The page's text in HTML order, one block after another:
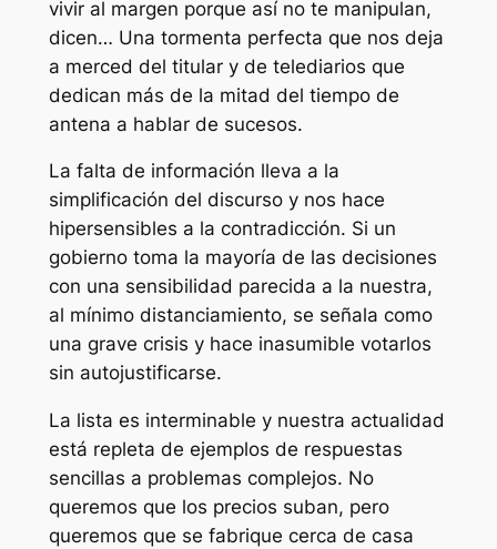
vivir al margen porque así no te manipulan,
dicen… Una tormenta perfecta que nos deja
a merced del titular y de telediarios que
dedican más de la mitad del tiempo de
antena a hablar de sucesos.
La falta de información lleva a la
simplificación del discurso y nos hace
hipersensibles a la contradicción. Si un
gobierno toma la mayoría de las decisiones
con una sensibilidad parecida a la nuestra,
al mínimo distanciamiento, se señala como
una grave crisis y hace inasumible votarlos
sin autojustificarse.
La lista es interminable y nuestra actualidad
está repleta de ejemplos de respuestas
sencillas a problemas complejos. No
queremos que los precios suban, pero
queremos que se fabrique cerca de casa